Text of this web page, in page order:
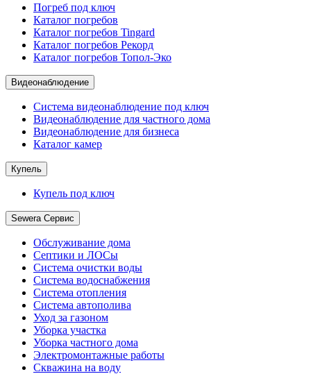
Погреб под ключ
Каталог погребов
Каталог погребов Tingard
Каталог погребов Рекорд
Каталог погребов Топол-Эко
Видеонаблюдение
Система видеонаблюдение под ключ
Видеонаблюдение для частного дома
Видеонаблюдение для бизнеса
Каталог камер
Купель
Купель под ключ
Sewera Сервис
Обслуживание дома
Септики и ЛОСы
Система очистки воды
Система водоснабжения
Система отопления
Система автополива
Уход за газоном
Уборка участка
Уборка частного дома
Электромонтажные работы
Скважина на воду